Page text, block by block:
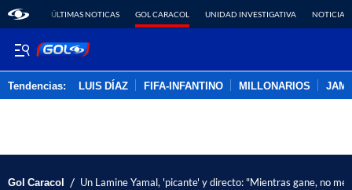
ÚLTIMAS NOTICAS GOL CARACOL UNIDAD INVESTIGATIVA NOTICIAS
Tendencias: LUIS DÍAZ FIFA-INFANTINO MILLONARIOS
Gol Caracol / Un Lamine Yamal, 'picante' y directo: "Mientras gane, no me